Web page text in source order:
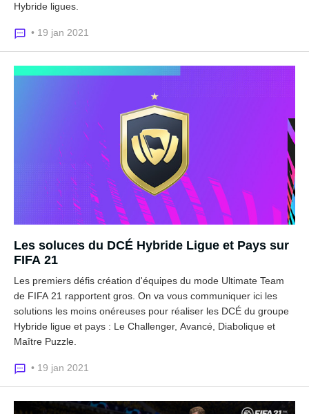
Hybride ligues.
• 19 jan 2021
Les soluces du DCÉ Hybride Ligue et Pays sur
FIFA 21
Les premiers défis création d'équipes du mode Ultimate Team
de FIFA 21 rapportent gros. On va vous communiquer ici les
solutions les moins onéreuses pour réaliser les DCÉ du groupe
Hybride ligue et pays : Le Challenger, Avancé, Diabolique et
Maître Puzzle.
• 19 jan 2021